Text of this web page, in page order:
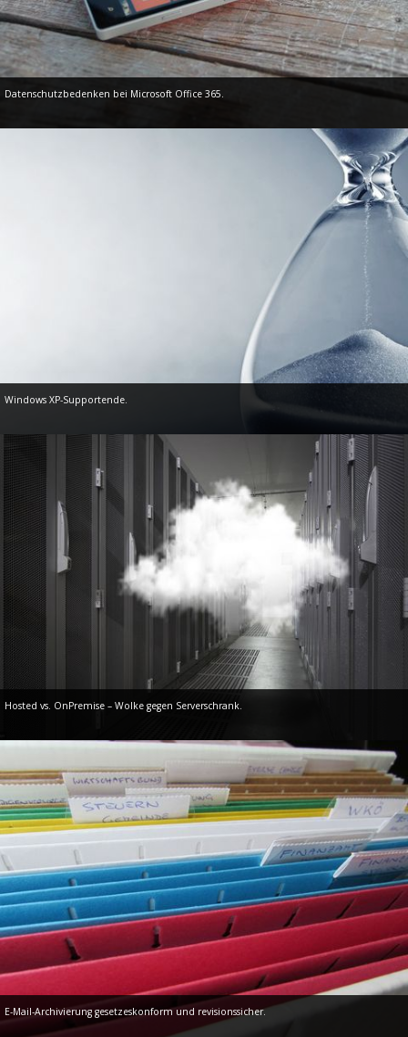
Datenschutzbedenken bei Microsoft Office 365.
Windows XP-Supportende.
Hosted vs. OnPremise – Wolke gegen Serverschrank.
E-Mail-Archivierung gesetzeskonform und revisionssicher.